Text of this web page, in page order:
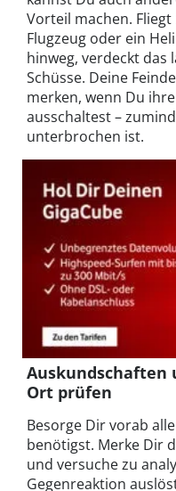
Vorteil machen.
Flugzeug oder ein
hinweg, verdeckt das
Schüsse. Deine
merken, wenn Du
ausschaltest –
unterbrochen ist.
Auskundschaften
Ort prüfen
Besorge Dir vorab
benötigst. Merke Dir
und versuche zu
Gegenreaktion